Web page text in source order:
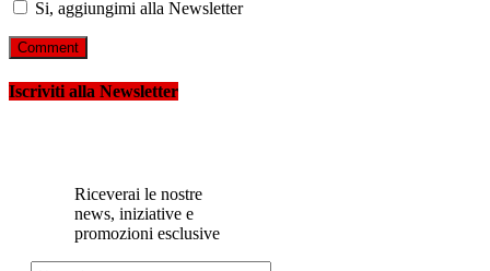
Si, aggiungimi alla Newsletter
Iscriviti alla Newsletter
Riceverai le nostre
news, iniziative e
promozioni esclusive